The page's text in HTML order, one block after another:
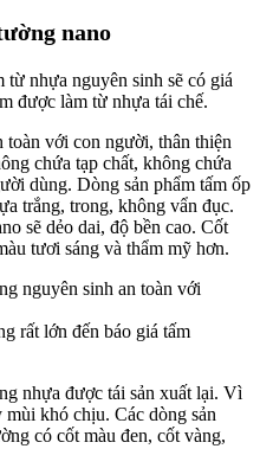
nano
nhựa nguyên sinh sẽ có giá
được làm từ nhựa tái chế.
với con người, thân thiện
chứa tạp chất, không chứa
dùng. Dòng sản phẩm tấm ốp
trắng, trong, không vẩn đục.
sẽ dẻo dai, độ bền cao. Cốt
tươi sáng và thẩm mỹ hơn.
rất lớn đến báo giá tấm
nhựa được tái sản xuất lại. Vì
khó chịu. Các dòng sản
có cốt màu đen, cốt vàng,